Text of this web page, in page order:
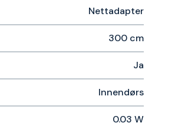
Nettadapter
300 cm
Ja
Innendørs
0.03 W